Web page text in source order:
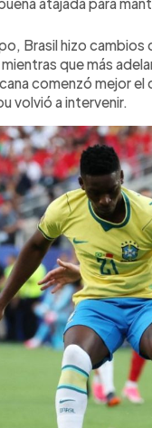
Brasil hizo
que más
comenzó mejor
volvió a intervenir.